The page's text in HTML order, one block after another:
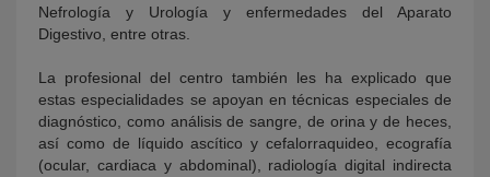
Nefrología y Urología y enfermedades del Aparato
Digestivo, entre otras.
La profesional del centro también les ha explicado que
estas especialidades se apoyan en técnicas especiales de
diagnóstico, como análisis de sangre, de orina y de heces,
así como de líquido ascítico y cefalorraquideo, ecografía
(ocular, cardiaca y abdominal), radiología digital indirecta